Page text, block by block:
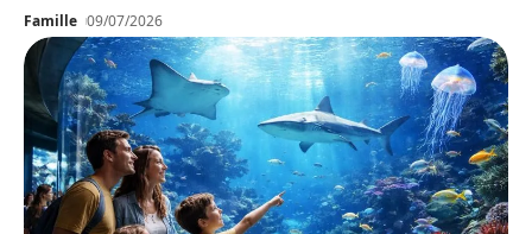
Famille 09/07/2026